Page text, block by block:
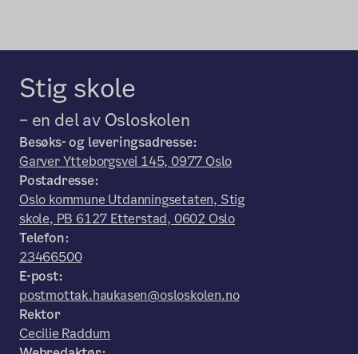
Stig skole
– en del av Osloskolen
Besøks- og leveringsadresse:
Garver Ytteborgsvei 145, 0977 Oslo
Postadresse:
Oslo kommune Utdanningsetaten, Stig
skole, PB 6127 Etterstad, 0602 Oslo
Telefon:
23466500
E-post:
postmottak.haukasen@osloskolen.no
Rektor
Cecilie Raddum